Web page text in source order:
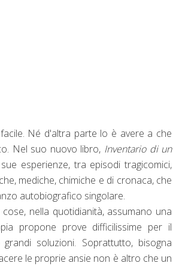
Né d'altra parte lo è avere a che
Nel suo nuovo libro, Inventario di un
esperienze, tra episodi tragicomici,
mediche, chimiche e di cronaca, che
autobiografico singolare.
nella quotidianità, assumano una
propone prove difficilissime per il
soluzioni. Soprattutto, bisogna
le proprie ansie non è altro che un